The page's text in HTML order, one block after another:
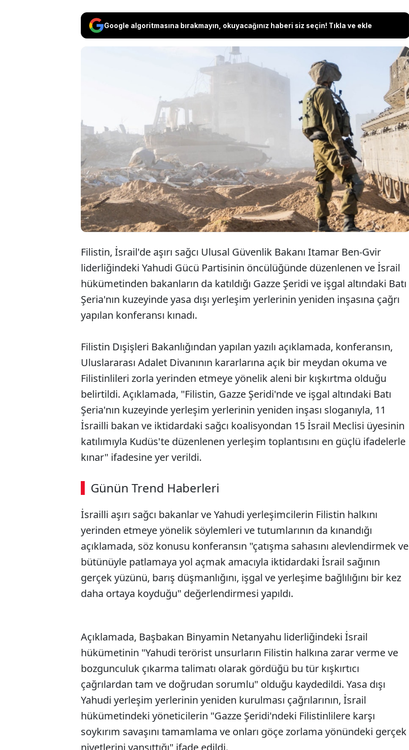
Google algoritmasına bırakmayın, okuyacağınız haberi siz seçin! Tıkla ve ekle
Filistin, Gazze'de yasa dışı Yahudi yerleşim
birimi kurma çağrısı konferansını kınadı.
Filistin, İsrail'de aşırı sağcı Ulusal Güvenlik Bakanı Itamar Ben-Gvir
liderliğindeki Yahudi Gücü Partisinin öncülüğünde düzenlenen ve İsrail
hükümetinden bakanların da katıldığı Gazze Şeridi ve işgal altındaki Batı
Şeria'nın kuzeyinde yasa dışı yerleşim yerlerinin yeniden inşasına çağrı
yapılan konferansı kınadı.
Filistin Dışişleri Bakanlığından yapılan yazılı açıklamada, konferansın,
Uluslararası Adalet Divanının kararlarına açık bir meydan okuma ve
Filistinlileri zorla yerinden etmeye yönelik aleni bir kışkırtma olduğu
belirtildi. Açıklamada, "Filistin, Gazze Şeridi'nde ve işgal altındaki Batı
Şeria'nın kuzeyinde yerleşim yerlerinin yeniden inşası sloganıyla, 11
İsrailli bakan ve iktidardaki sağcı koalisyondan 15 İsrail Meclisi üyesinin
katılımıyla Kudüs'te düzenlenen yerleşim toplantısını en güçlü ifadelerle
kınar" ifadesine yer verildi.
Günün Trend Haberleri
İsrailli aşırı sağcı bakanlar ve Yahudi yerleşimcilerin Filistin halkını
yerinden etmeye yönelik söylemleri ve tutumlarının da kınandığı
açıklamada, söz konusu konferansın "çatışma sahasını alevlendirmek ve
bütünüyle patlamaya yol açmak amacıyla iktidardaki İsrail sağının
gerçek yüzünü, barış düşmanlığını, işgal ve yerleşime bağlılığını bir kez
daha ortaya koyduğu" değerlendirmesi yapıldı.
Açıklamada, Başbakan Binyamin Netanyahu liderliğindeki İsrail
hükümetinin "Yahudi terörist unsurların Filistin halkına zarar verme ve
bozgunculuk çıkarma talimatı olarak gördüğü bu tür kışkırtıcı
çağrılardan tam ve doğrudan sorumlu" olduğu kaydedildi. Yasa dışı
Yahudi yerleşim yerlerinin yeniden kurulması çağrılarının, İsrail
hükümetindeki yöneticilerin "Gazze Şeridi'ndeki Filistinlilere karşı
soykırım savaşını tamamlama ve onları göçe zorlama yönündeki gerçek
niyetlerini yansıttığı" ifade edildi.